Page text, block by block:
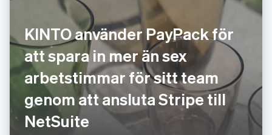
KINTO använder PayPack för
att spara in mer än sex
arbetstimmar för sitt team
genom att ansluta Stripe till
NetSuite
Japan
English
Kanada
EnglishFrançais
Kroatien
English Italiano
Lettland
English
Liechtenstein
Deutsch English
Litauen